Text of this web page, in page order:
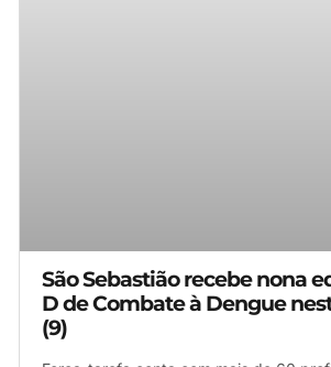
São Sebastião recebe nona
D de Combate à Dengue
(9)